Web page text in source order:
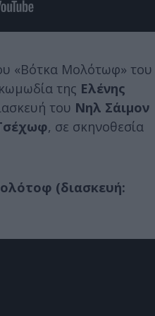
«Βότκα Μολότωφ» του
της Ελένης
του Νηλ Σάιμον
, σε σκηνοθεσία
(διασκευή: